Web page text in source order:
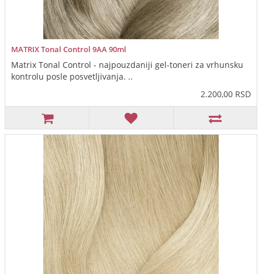
MATRIX Tonal Control 9AA 90ml
Matrix Tonal Control - najpouzdaniji gel-toneri za vrhunsku
kontrolu posle posvetljivanja. ..
2.200,00 RSD